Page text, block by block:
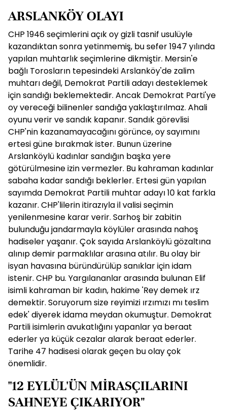
ARSLANKÖY OLAYI
CHP 1946 seçimlerini açık oy gizli tasnif usulüyle
kazandıktan sonra yetinmemiş, bu sefer 1947 yılında
yapılan muhtarlık seçimlerine dikmiştir. Mersin'e
bağlı Torosların tepesindeki Arslanköy'de zalim
muhtarı değil, Demokrat Partili adayı desteklemek
için sandığı beklemektedir. Ancak Demokrat Parti'ye
oy vereceği bilinenler sandığa yaklaştırılmaz. Ahali
oyunu verir ve sandık kapanır. Sandık görevlisi
CHP'nin kazanamayacağını görünce, oy sayımını
ertesi güne bırakmak ister. Bunun üzerine
Arslanköylü kadınlar sandığın başka yere
götürülmesine izin vermezler. Bu kahraman kadınlar
sabaha kadar sandığı beklerler. Ertesi gün yapılan
sayımda Demokrat Partili muhtar adayı 10 kat farkla
kazanır. CHP'lilerin itirazıyla il valisi seçimin
yenilenmesine karar verir. Sarhoş bir zabitin
bulunduğu jandarmayla köylüler arasında nahoş
hadiseler yaşanır. Çok sayıda Arslanköylü gözaltına
alınıp demir parmaklılar arasına atılır. Bu olay bir
isyan havasına büründürülüp sanıklar için idam
istenir. CHP bu. Yargılananlar arasında bulunan Elif
isimli kahraman bir kadın, hakime 'Rey demek ırz
demektir. Soruyorum size reyimizi ırzımızı mı teslim
edek' diyerek idama meydan okumuştur. Demokrat
Partili isimlerin avukatlığını yapanlar ya beraat
ederler ya küçük cezalar alarak beraat ederler.
Tarihe 47 hadisesi olarak geçen bu olay çok
önemlidir.
"12 EYLÜL'ÜN MİRASÇILARINI
SAHNEYE ÇIKARIYOR"